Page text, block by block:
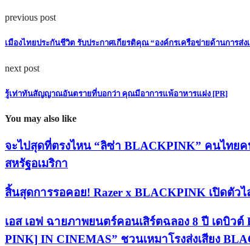
previous post
เมืองไทยประกันชีวิต รับประกาศเกียรติคุณ “องค์กรเครือข่ายด้านการ
next post
รู้เท่าทันสัญญาณอันตรายที่บอกว่า คุณมีอาการแพ้อาหารแฝง [PR]
You may also like
จะไปสุดที่ตรงไหน “ลิซ่า BLACKPINK” คนไทย
สหรัฐอเมริกา
สิ้นสุดการรอคอย! Razer x BLACKPINK เปิดตัว
เอส เอฟ ฉายภาพยนตร์คอนเสิร์ตฉลอง 8 ปี เดบิ
PINK] IN CINEMAS” ชวนเหมาโรงส่งเสียง